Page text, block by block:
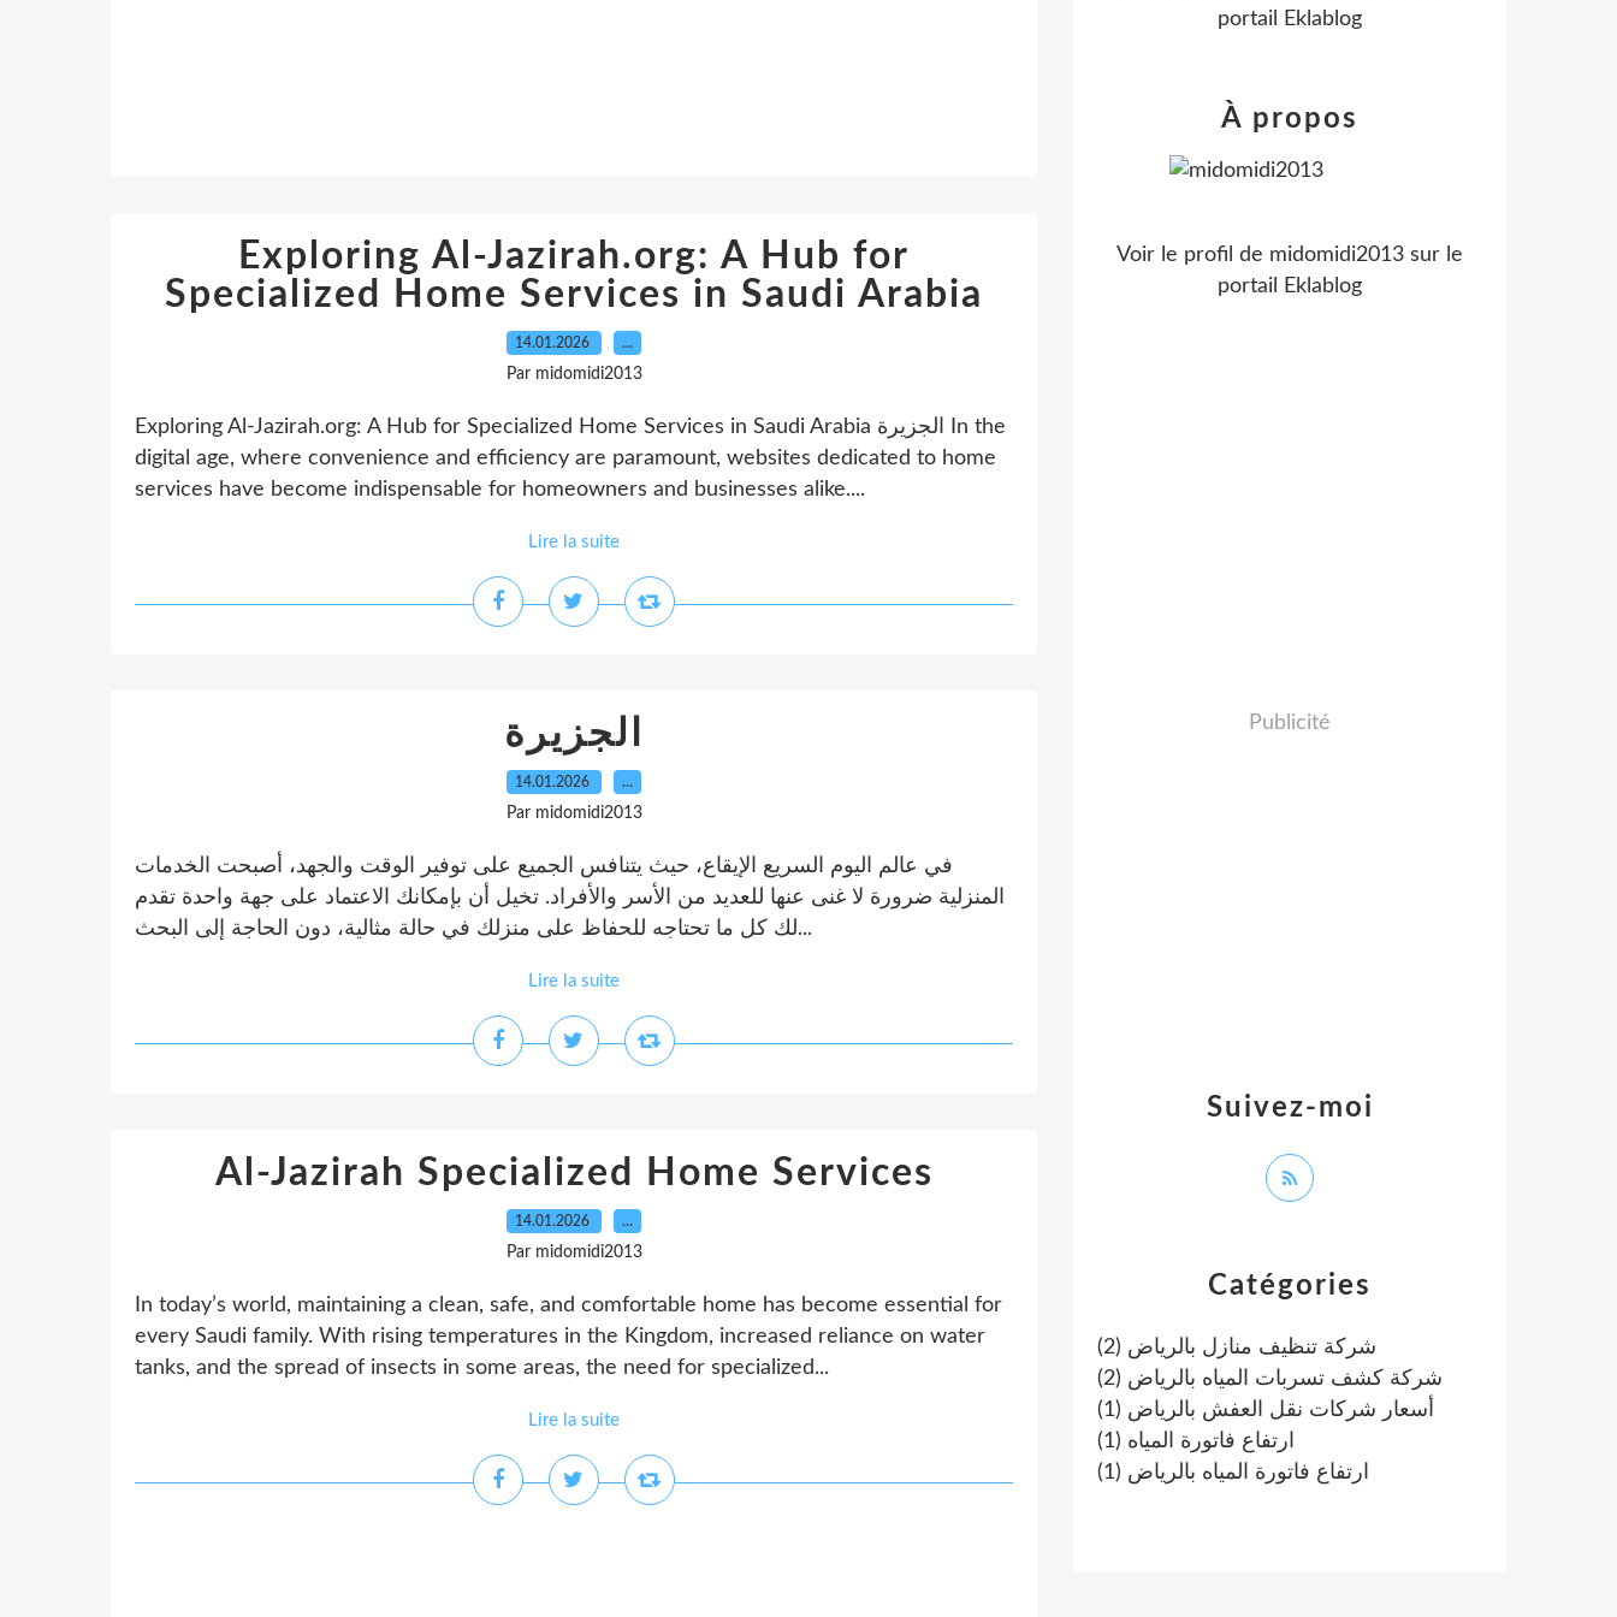
Exploring Al-Jazirah.org: A Hub for
Specialized Home Services in Saudi Arabia
14.01.2026 …
Par midomidi2013
Exploring Al-Jazirah.org: A Hub for Specialized Home Services in Saudi Arabia الجزيرة In the
digital age, where convenience and efficiency are paramount, websites dedicated to home
services have become indispensable for homeowners and businesses alike....
Lire la suite
الجزيرة
14.01.2026 …
Par midomidi2013
في عالم اليوم السريع الإيقاع، حيث يتنافس الجميع على توفير الوقت والجهد، أصبحت الخدمات
المنزلية ضرورة لا غنى عنها للعديد من الأسر والأفراد. تخيل أن بإمكانك الاعتماد على جهة واحدة تقدم
لك كل ما تحتاجه للحفاظ على منزلك في حالة مثالية، دون الحاجة إلى البحث...
Lire la suite
Al-Jazirah Specialized Home Services
14.01.2026 …
Par midomidi2013
In today’s world, maintaining a clean, safe, and comfortable home has become essential for
every Saudi family. With rising temperatures in the Kingdom, increased reliance on water
tanks, and the spread of insects in some areas, the need for specialized...
Lire la suite
Catégories
شركة تنظيف منازل بالرياض (2)
شركة كشف تسربات المياه بالرياض (2)
أسعار شركات نقل العفش بالرياض (1)
ارتفاع فاتورة المياه (1)
ارتفاع فاتورة المياه بالرياض (1)
portail Eklablog
Suivez-moi
À propos
Voir le profil de midomidi2013 sur le
portail Eklablog
Publicité